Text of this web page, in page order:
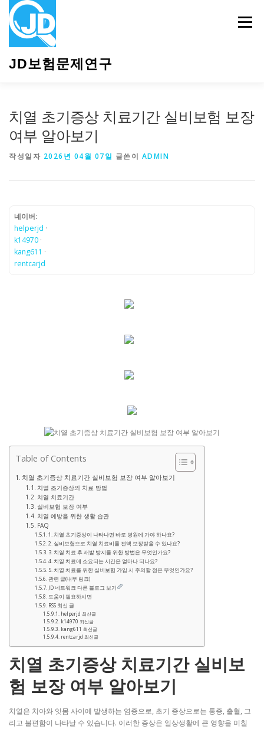
JD보험문제연구
메뉴
치열 초기증상 치료기간 실비보험 보장
여부 알아보기
작성일자 2026년 04월 07일 글쓴이 ADMIN
네이버:
helperjd ·
k14970 ·
kang611 ·
rentcarjd
Table of Contents
치열 초기증상 치료기간 실비보험 보장 여부 알아보기
치열 초기증상의 치료 방법
치열 치료기간
실비보험 보장 여부
치열 예방을 위한 생활 습관
FAQ
1. 치열 초기증상이 나타나면 바로 병원에 가야 하나요?
2. 실비보험으로 치열 치료비를 전액 보장받을 수 있나요?
3. 치열 치료 후 재발 방지를 위한 방법은 무엇인가요?
4. 치열 치료에 소요되는 시간은 얼마나 되나요?
5. 치열 치료를 위한 실비보험 가입 시 주의할 점은 무엇인가요?
관련 글(내부 링크)
JD 네트워크 다른 블로그 보기
도움이 필요하시면
RSS 최신 글
helperjd 최신글
k14970 최신글
kang611 최신글
rentcarjd 최신글
치열 초기증상 치료기간 실비보
험 보장 여부 알아보기
치열은 치아와 잇몸 사이에 발생하는 염증으로, 초기 증상으로는 통증, 출혈, 그
리고 불편함이 나타날 수 있습니다. 이러한 증상은 일상생활에 큰 영향을 미칠